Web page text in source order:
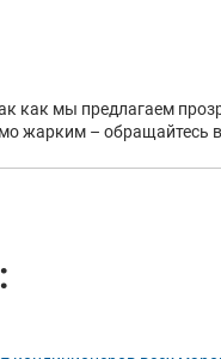
как мы предлагаем
жарким – обращайтесь